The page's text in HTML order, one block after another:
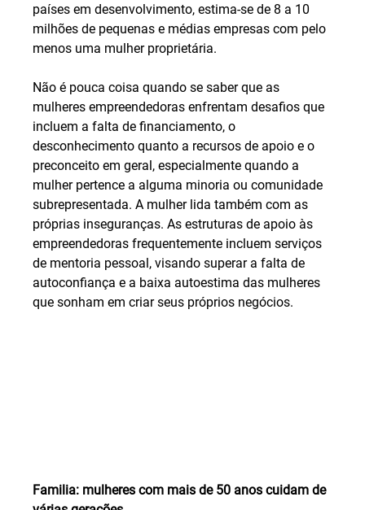
países em desenvolvimento, estima-se de 8 a 10
milhões de pequenas e médias empresas com pelo
menos uma mulher proprietária.
Não é pouca coisa quando se saber que as
mulheres empreendedoras enfrentam desafios que
incluem a falta de financiamento, o
desconhecimento quanto a recursos de apoio e o
preconceito em geral, especialmente quando a
mulher pertence a alguma minoria ou comunidade
subrepresentada. A mulher lida também com as
próprias inseguranças. As estruturas de apoio às
empreendedoras frequentemente incluem serviços
de mentoria pessoal, visando superar a falta de
autoconfiança e a baixa autoestima das mulheres
que sonham em criar seus próprios negócios.
Familia: mulheres com mais de 50 anos cuidam de